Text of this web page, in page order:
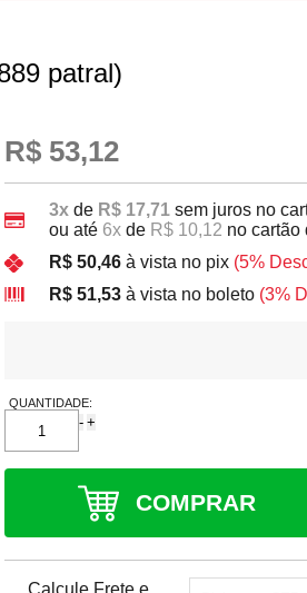
patral)
R$ 53,12
3x de R$ 17,71 sem juros no
ou até 6x de R$ 10,12 no cartão
R$ 50,46à vista no pix (5%
R$ 51,53à vista no boleto (3%
QUANTIDADE:
- +
COMPRAR